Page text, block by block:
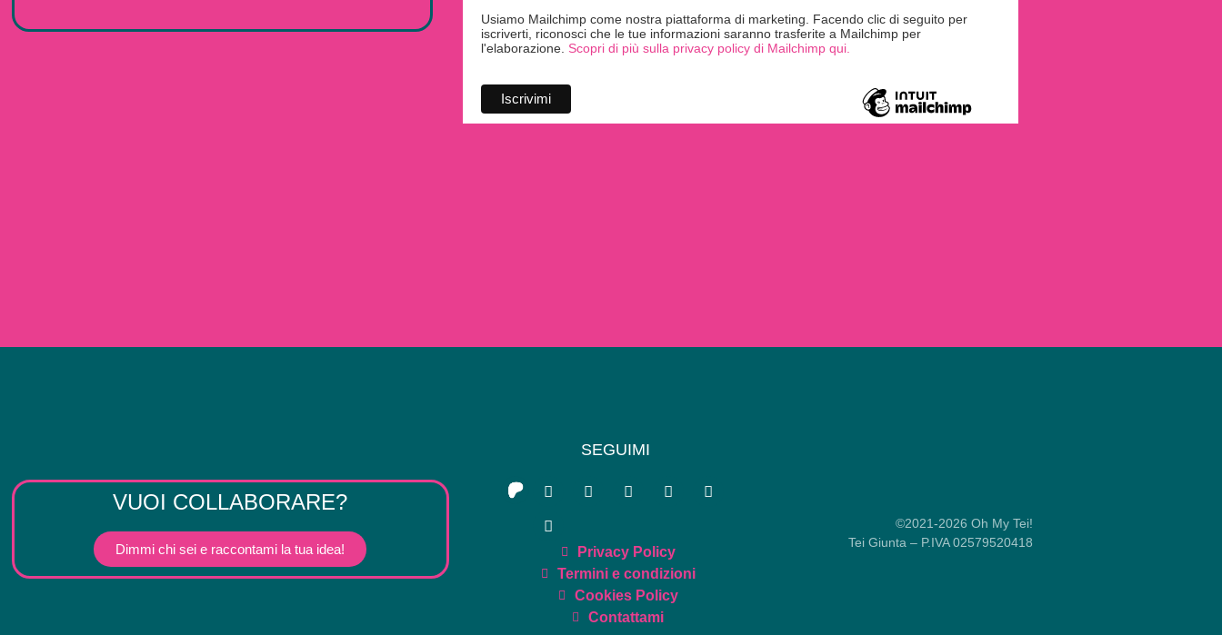
Usiamo Mailchimp come nostra piattaforma di marketing. Facendo clic di seguito per
iscriverti, riconosci che le tue informazioni saranno trasferite a Mailchimp per
l'elaborazione. Scopri di più sulla privacy policy di Mailchimp qui.
VUOI COLLABORARE?
Dimmi chi sei e raccontami la tua idea!
SEGUIMI
Privacy Policy
Termini e condizioni
Cookies Policy
Contattami
©2021-2026 Oh My Tei!
Tei Giunta – P.IVA 02579520418